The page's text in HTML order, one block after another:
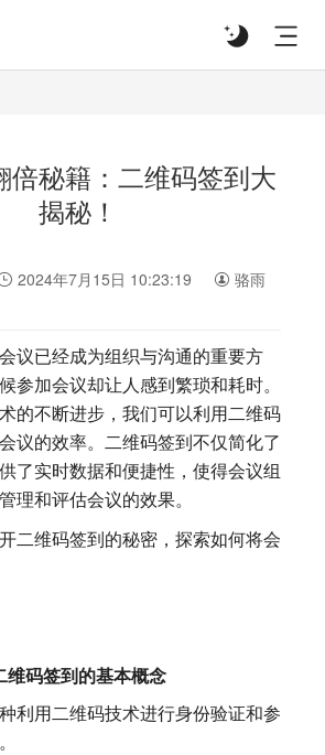
倍秘籍：二维码签到大
揭秘！
2024年7月15日 10:23:19
骆雨
议已经成为组织与沟通的重要方
参加会议却让人感到繁琐和耗时。
的不断进步，我们可以利用二维码
议的效率。二维码签到不仅简化了
了实时数据和便捷性，使得会议组
理和评估会议的效果。
二维码签到的秘密，探索如何将会
维码签到的基本概念
利用二维码技术进行身份验证和参